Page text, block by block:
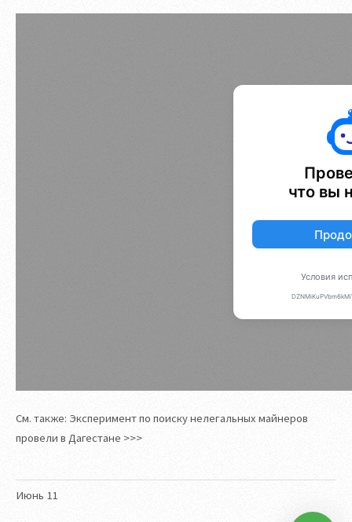
Июнь 11
См. также: Эксперимент по поиску нелегальных майнеров
провели в Дагестане >>>